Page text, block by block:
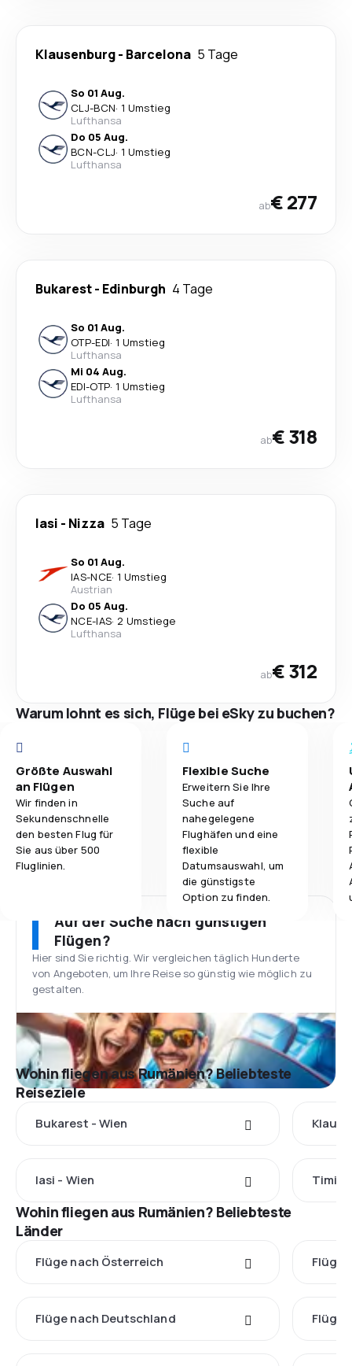
Klausenburg- Barcelona 5 Tage
So 01 Aug.
CLJ-BCN· 1 Umstieg
Lufthansa
Do 05 Aug.
BCN-CLJ· 1 Umstieg
Lufthansa
ab€ 277
Bukarest- Edinburgh 4 Tage
So 01 Aug.
OTP-EDI· 1 Umstieg
Lufthansa
Mi 04 Aug.
EDI-OTP· 1 Umstieg
Lufthansa
ab€ 318
Iasi - Nizza 5 Tage
So 01 Aug.
IAS-NCE· 1 Umstieg
Austrian
Do 05 Aug.
NCE-IAS· 2 Umstiege
Lufthansa
ab€ 312
Warum lohnt es sich, Flüge bei eSky zu buchen?
Größte Auswahl
an Flügen
Wir finden in
Sekundenschnelle
den besten Flug für
Sie aus über 500
Fluglinien.
Flexible Suche
Erweitern Sie Ihre
Suche auf
nahegelegene
Flughäfen und eine
flexible
Datumsauswahl, um
die günstigste
Option zu finden.
Auf der Suche nach günstigen
Flügen?
Hier sind Sie richtig. Wir vergleichen täglich Hunderte
von Angeboten, um Ihre Reise so günstig wie möglich zu
gestalten.
Wohin fliegen aus Rumänien? Beliebteste
Reiseziele
Bukarest - Wien
Iasi - Wien
Wohin fliegen aus Rumänien? Beliebteste
Länder
Flüge nach Österreich Flüge
Flüge nach Deutschland Flüge